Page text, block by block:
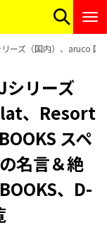
ーズ（国内）、aruco 国
シリーズ
、Resort
スペ
名言＆絶
、D-